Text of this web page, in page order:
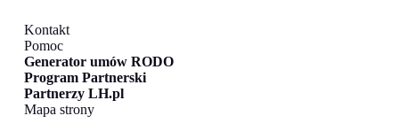
Kontakt
Pomoc
Generator umów RODO
Program Partnerski
Partnerzy LH.pl
Mapa strony